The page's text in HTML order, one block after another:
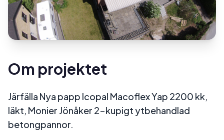
Om projektet
Järfälla Nya papp Icopal Macoflex Yap 2200 kk,
läkt, Monier Jönåker 2-kupigt ytbehandlad
betongpannor.